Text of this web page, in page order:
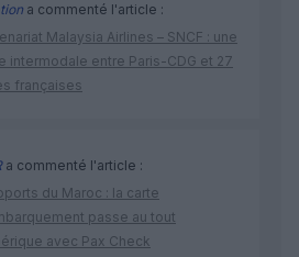
a commenté l'article :
Malaysia Airlines – SNCF : une
intermodale entre Paris-CDG et 27
françaises
a commenté l'article :
du Maroc : la carte
passe au tout
avec Pax Check